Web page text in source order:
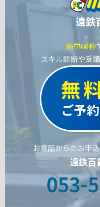
遠鉄
簡単60秒
スキル診断や受
無
ご予
お電話からのお申
遠鉄百
053-